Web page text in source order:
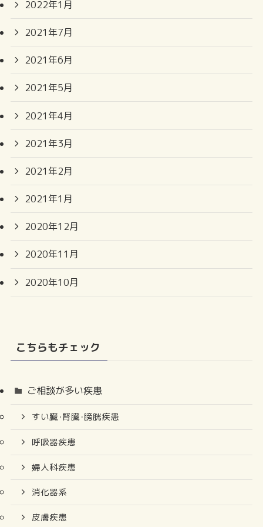
2022年1月
2021年7月
2021年6月
2021年5月
2021年4月
2021年3月
2021年2月
2021年1月
2020年12月
2020年11月
2020年10月
こちらもチェック
ご相談が多い疾患
すい臓･腎臓･膀胱疾患
呼吸器疾患
婦人科疾患
消化器系
皮膚疾患